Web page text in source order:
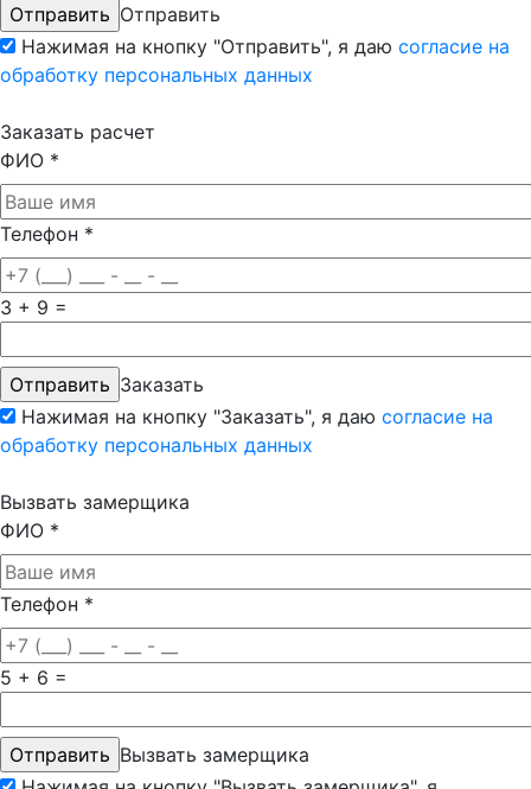
Отправить
Нажимая на кнопку "Отправить", я даю согласие на
обработку персональных данных
Заказать расчет
ФИО *
Телефон *
3 + 9 =
Заказать
Нажимая на кнопку "Заказать", я даю согласие на
обработку персональных данных
Вызвать замерщика
ФИО *
Телефон *
5 + 6 =
Вызвать замерщика